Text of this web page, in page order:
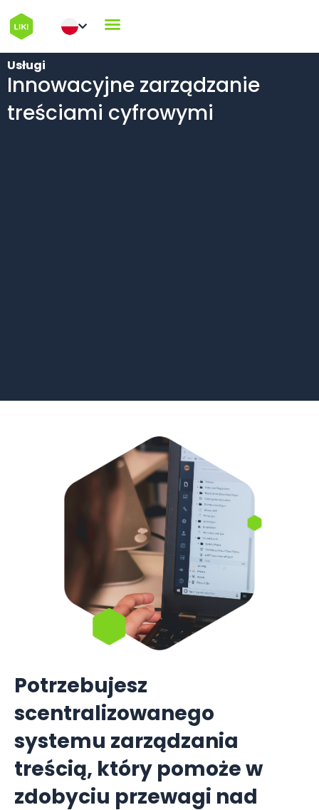
Usługi
Innowacyjne zarządzanie
treściami cyfrowymi
Potrzebujesz
scentralizowanego
systemu zarządzania
treścią, który pomoże w
zdobyciu przewagi nad